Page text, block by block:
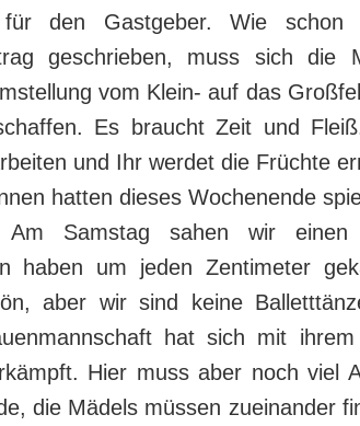
den Gastgeber. Wie schon
geschrieben, muss sich die
vom Klein- auf das
Es braucht Zeit und
und Ihr werdet die Früchte
hatten dieses Wochenende
Am Samstag sahen wir einen
haben um jeden Zentimeter
aber wir sind keine
hat sich mit
Hier muss aber noch viel
die Mädels müssen zueinander